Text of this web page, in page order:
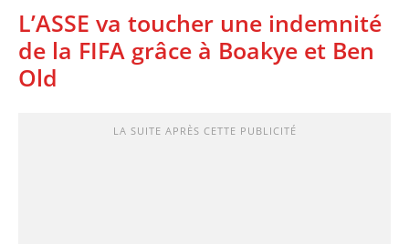
L’ASSE va toucher une indemnité
de la FIFA grâce à Boakye et Ben
Old
LA SUITE APRÈS CETTE PUBLICITÉ